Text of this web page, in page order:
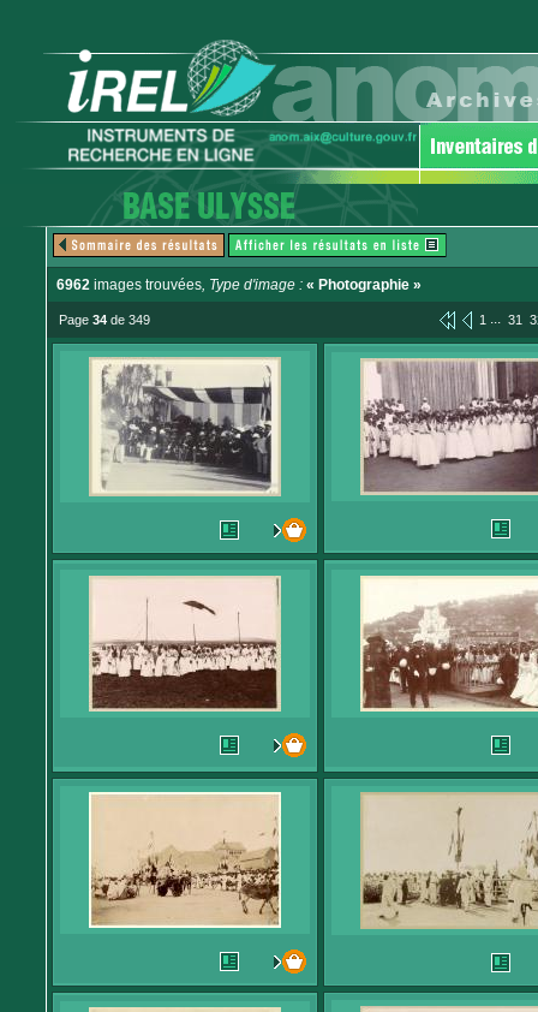
6962 images trouvées, Type d'image : « Photographie »
Page 34 de 349 1 ... 31